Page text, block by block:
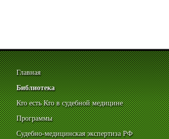
Главная
Библиотека
Кто есть Кто в судебной медицине
Программы
Судебно-медицинская экспертиза РФ